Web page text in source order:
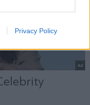
Privacy Policy